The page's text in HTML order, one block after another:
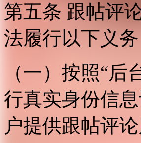
第五条 跟帖评
法履行以下义务
（一）按照“
行真实身份信
户提供跟帖评论